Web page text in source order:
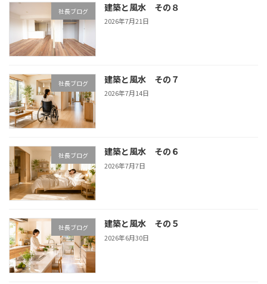
社長ブログ 建築と風水 その８
2026年7月21日
社長ブログ 建築と風水 その７
2026年7月14日
社長ブログ 建築と風水 その６
2026年7月7日
社長ブログ 建築と風水 その５
2026年6月30日